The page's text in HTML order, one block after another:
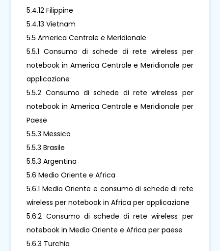
5.4.12 Filippine
5.4.13 Vietnam
5.5 America Centrale e Meridionale
5.5.1 Consumo di schede di rete wireless per
notebook in America Centrale e Meridionale per
applicazione
5.5.2 Consumo di schede di rete wireless per
notebook in America Centrale e Meridionale per
Paese
5.5.3 Messico
5.5.3 Brasile
5.5.3 Argentina
5.6 Medio Oriente e Africa
5.6.1 Medio Oriente e consumo di schede di rete
wireless per notebook in Africa per applicazione
5.6.2 Consumo di schede di rete wireless per
notebook in Medio Oriente e Africa per paese
5.6.3 Turchia